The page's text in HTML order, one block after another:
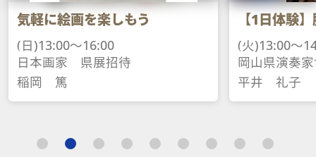
【1日体験】脳トレピアノ®
(火)13:00～14:30
岡山県演奏家協会会員
平井　礼子
ミガホンア
ー
(土)13:00～
日本パンフ
佐々木　紀